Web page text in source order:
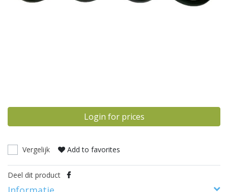
Login for prices
Vergelijk Add to favorites
Deel dit product